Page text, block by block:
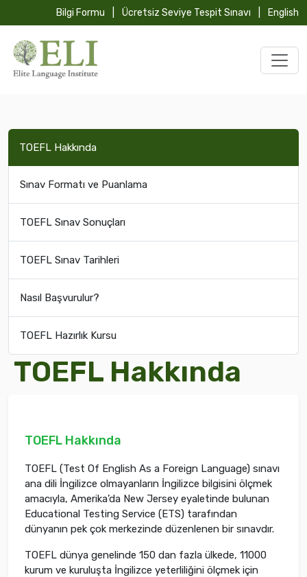
Bilgi Formu Ücretsiz Seviye Tespit Sınavı English
TOEFL Hakkında
Sınav Formatı ve Puanlama
TOEFL Sınav Sonuçları
TOEFL Sınav Tarihleri
Nasıl Başvurulur?
TOEFL Hazırlık Kursu
TOEFL Hakkında
TOEFL Hakkında
TOEFL (Test Of English As a Foreign Language) sınavı
ana dili İngilizce olmayanların İngilizce bilgisini ölçmek
amacıyla, Amerika’da New Jersey eyaletinde bulunan
Educational Testing Service (ETS) tarafından
dünyanın pek çok merkezinde düzenlenen bir sınavdır.
TOEFL dünya genelinde 150 dan fazla ülkede, 11000
kurum ve kuruluşta İngilizce yeterliliğini ölçmek için